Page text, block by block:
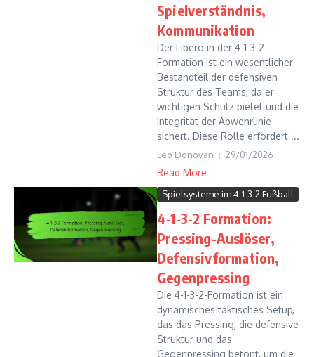
Spielverständnis,
Kommunikation
Der Libero in der 4-1-3-2-
Formation ist ein wesentlicher
Bestandteil der defensiven
Struktur des Teams, da er
wichtigen Schutz bietet und die
Integrität der Abwehrlinie
sichert. Diese Rolle erfordert ...
Leo Donovan 29/01/2026
Read More
Spielsysteme im 4-1-3-2 Fußball
4-1-3-2 Formation:
Pressing-Auslöser,
Defensivformation,
Gegenpressing
Die 4-1-3-2-Formation ist ein
dynamisches taktisches Setup,
das das Pressing, die defensive
Struktur und das
Gegenpressing betont, um die